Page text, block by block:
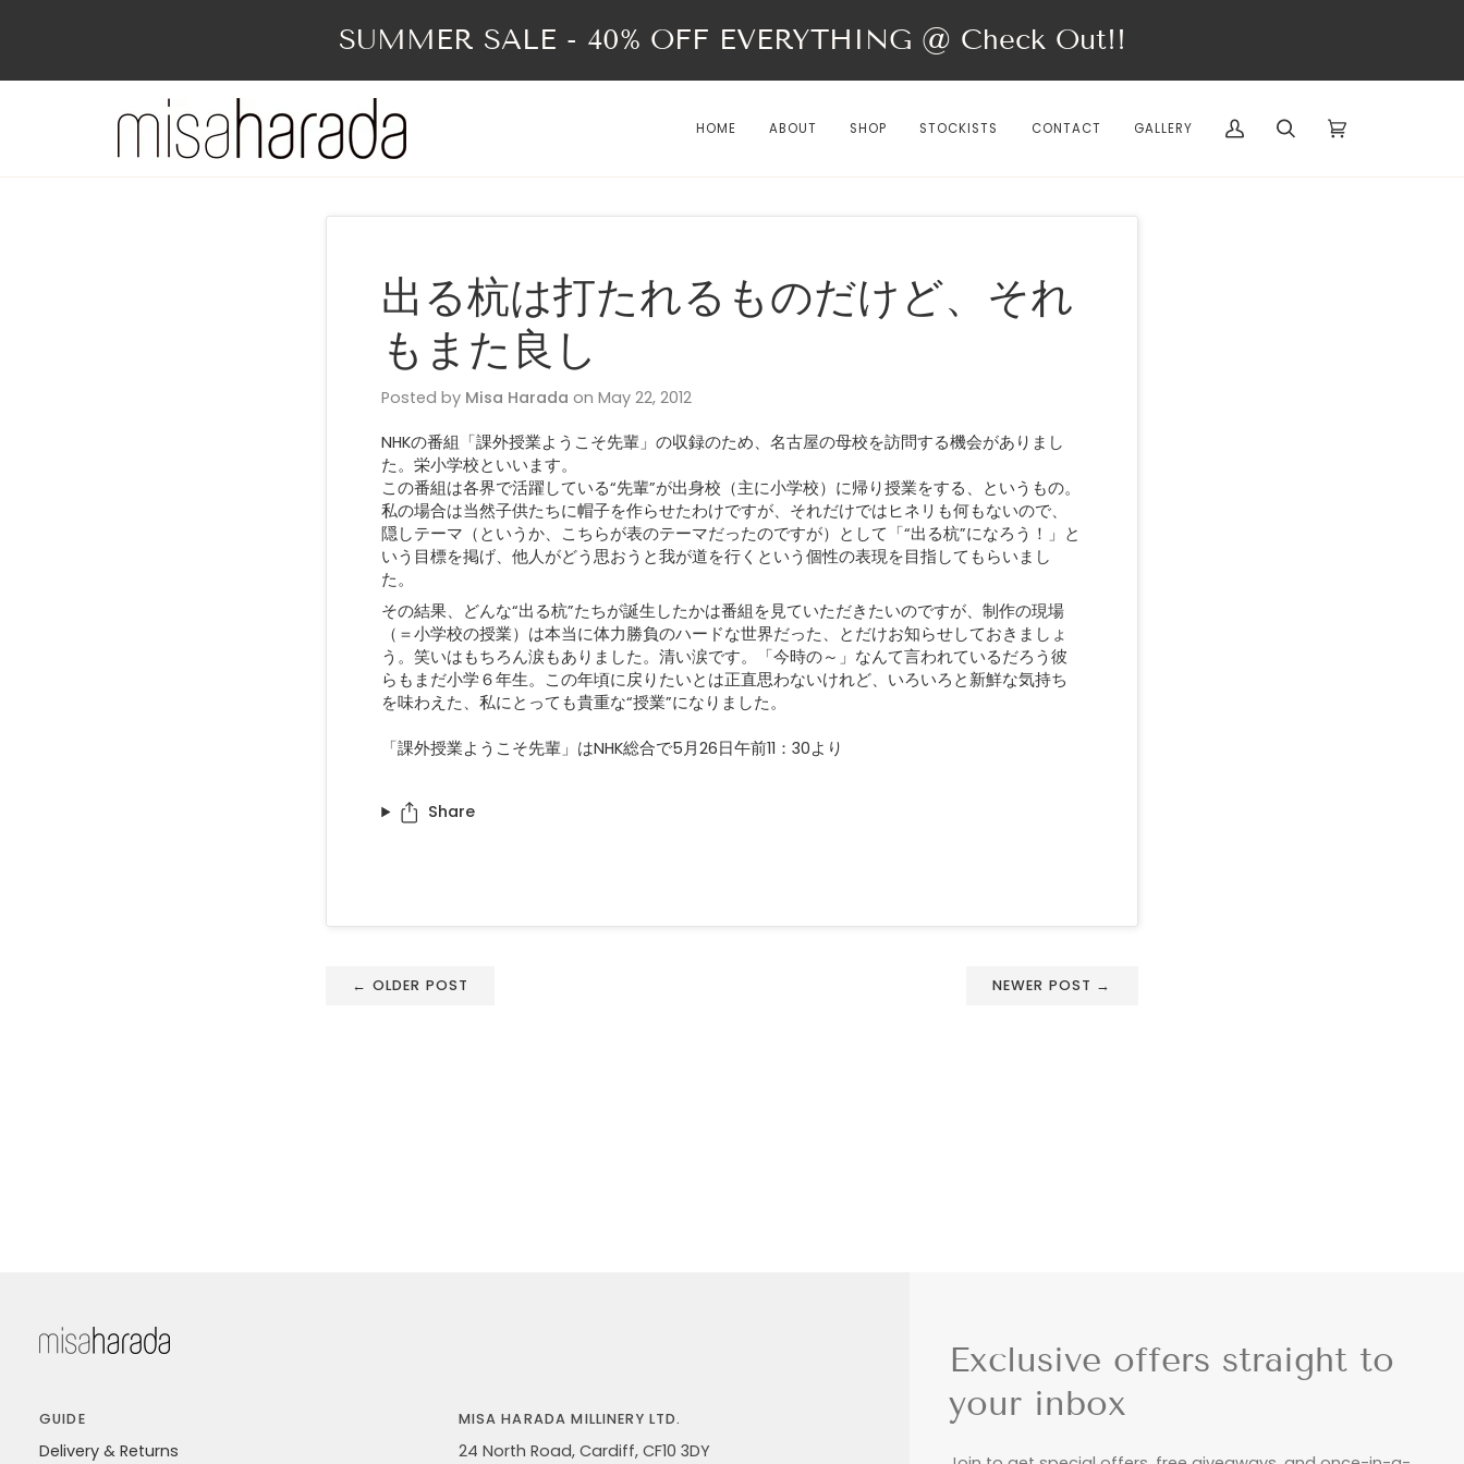
SUMMER SALE - 40% OFF EVERYTHING @ Check Out!!
HOME ABOUT SHOP STOCKISTS CONTACT GALLERY
My
Search Cart
出る杭は打たれるものだけど、それ
もまた良し
Posted by Misa Harada onMay 22, 2012
NHKの番組「課外授業ようこそ先輩」の収録のため、名古屋の母校を訪問する機会がありまし
た。栄小学校といいます。
この番組は各界で活躍している“先輩”が出身校（主に小学校）に帰り授業をする、というもの。
私の場合は当然子供たちに帽子を作らせたわけですが、それだけではヒネリも何もないので、
隠しテーマ（というか、こちらが表のテーマだったのですが）として「“出る杭”になろう！」と
いう目標を掲げ、他人がどう思おうと我が道を行くという個性の表現を目指してもらいまし
た。
その結果、どんな“出る杭”たちが誕生したかは番組を見ていただきたいのですが、制作の現場
（＝小学校の授業）は本当に体力勝負のハードな世界だった、とだけお知らせしておきましょ
う。笑いはもちろん涙もありました。清い涙です。「今時の～」なんて言われているだろう彼
らもまだ小学６年生。この年頃に戻りたいとは正直思わないけれど、いろいろと新鮮な気持ち
を味わえた、私にとっても貴重な“授業”になりました。
「課外授業ようこそ先輩」はNHK総合で5月26日午前11：30より
Share
← OLDER POST NEWER POST →
Exclusive offers straight to
your inbox
GUIDE
Delivery & Returns
MISA HARADA MILLINERY LTD.
24 North Road, Cardiff, CF10 3DY